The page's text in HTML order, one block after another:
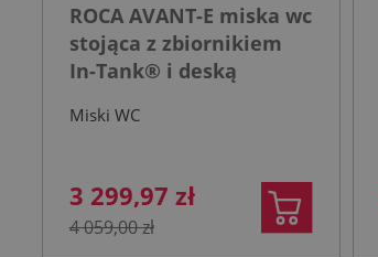
ROCA AVANT-E miska wc
stojąca z zbiornikiem
In-Tank® i deską
Miski WC
3 299,97 zł
4 059,00 zł